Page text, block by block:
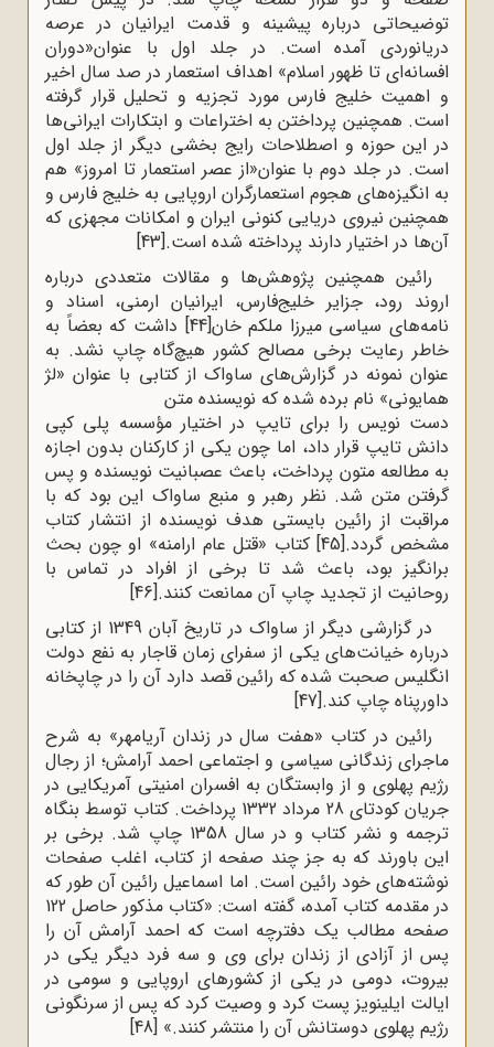
توضیحاتی درباره پیشینه و قدمت ایرانیان در عرصه
دریانوردی آمده است. در جلد اول با عنوان«دوران
افسانه‌ای تا ظهور اسلام» اهداف استعمار در صد سال اخیر
و اهمیت خلیج فارس مورد تجزیه و تحلیل قرار گرفته
است. همچنین پرداختن به اختراعات و ابتکارات ایرانی‌ها
در این حوزه و اصطلاحات رایج بخشی دیگر از جلد اول
است. در جلد دوم با عنوان«از عصر استعمار تا امروز» هم
به انگیزه‌های هجوم استعمارگران اروپایی به خلیج فارس و
همچنین نیروی دریایی کنونی ایران و امکانات مجهزی که
آن‌ها در اختیار دارند پرداخته شده است.[43]
رائین همچنین پژوهش‌ها و مقالات متعددى درباره
اروند رود، جزایر خلیج‌فارس، ایرانیان ارمنى، اسناد و
نامه‌هاى سیاسى میرزا ملکم خان[44]
داشت که بعضاً به
خاطر رعایت برخی مصالح کشور هیچ‌گاه چاپ نشد. به
عنوان نمونه در گزارش‌های ساواک از کتابی با عنوان «لژ
همایونی» نام برده شده که نویسنده متن
دست نویس را برای تایپ در اختیار مؤسسه پلی کپی
دانش تایپ قرار داد، اما چون یکی از کارکنان بدون اجازه
به مطالعه متون پرداخت، باعث عصبانیت نویسنده و پس
گرفتن متن شد. نظر رهبر و منبع ساواک این بود که با
مراقبت از رائین بایستی هدف نویسنده از انتشار کتاب
مشخص گردد.[45]
کتاب «قتل عام ارامنه» او چون بحث
برانگیز بود، باعث شد تا برخی از افراد در تماس با
روحانیت از تجدید چاپ آن ممانعت کنند.[46]
در گزارشی دیگر از ساواک در تاریخ آبان 1349 از کتابی
درباره خیانت‌های یکی از سفرای زمان قاجار به نفع دولت
انگلیس صحبت شده که رائین قصد دارد آن را در چاپخانه
داورپناه چاپ کند.[47]
رائین در کتاب «هفت سال در زندان آریامهر» به شرح
ماجرای زندگانی سیاسی و اجتماعی احمد آرامش؛ از رجال
رژیم پهلوی و از وابستگان به افسران امنیتی آمریکایی در
جریان کودتای 28 مرداد 1332 پرداخت. کتاب توسط بنگاه
ترجمه و نشر کتاب و در سال 1358 چاپ شد. برخی بر
این باورند که به جز چند صفحه از کتاب، اغلب صفحات
نوشته‌های خود رائین است. اما اسماعیل رائین آن طور که
در مقدمه کتاب آمده، گفته است: «کتاب مذکور حاصل 122
صفحه مطالب یک دفترچه است که احمد آرامش آن را
پس از آزادی از زندان برای وی و سه فرد دیگر یکی در
بیروت، دومی در یکی از کشورهای اروپایی و سومی در
ایالت ایلینویز پست کرد و وصیت کرد که پس از سرنگونی
رژیم پهلوی دوستانش آن را منتشر کنند.» [48]